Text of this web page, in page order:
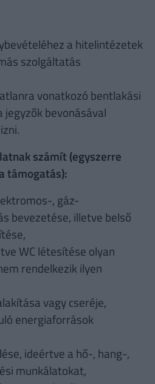
a hitelintézetek
szolgáltatás
vonatkozó bentlakási
bevonásával
számít (egyszerre
támogatás):
, gáz-
bevezetése, illetve belső
WC létesítése olyan
rendelkezik ilyen
vagy cseréje,
energiaforrások
ideértve a hő-, hang-,
munkálatokat,